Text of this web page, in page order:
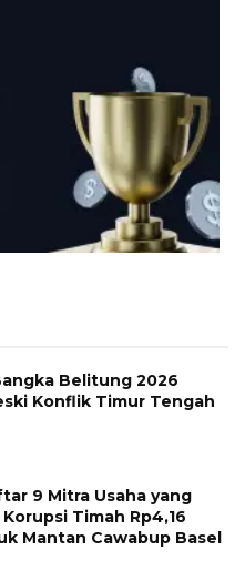
Belitung 2026
Konflik Timur Tengah
9 Mitra Usaha yang
Timah Rp4,16
Mantan Cawabup Basel